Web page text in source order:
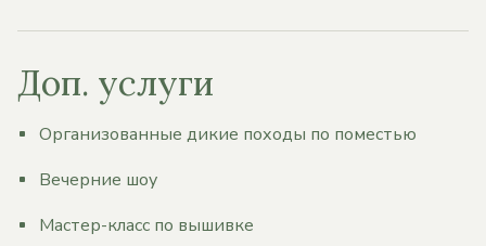
Доп. услуги
Организованные дикие походы по поместью
Вечерние шоу
Мастер-класс по вышивке